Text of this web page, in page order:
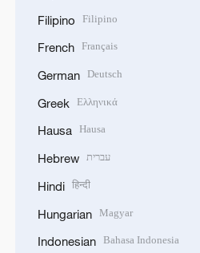
Filipino Filipino
French Français
German Deutsch
Greek Ελληνικά
Hausa Hausa
Hebrew עברית
Hindi हिन्दी
Hungarian Magyar
Indonesian Bahasa Indonesia